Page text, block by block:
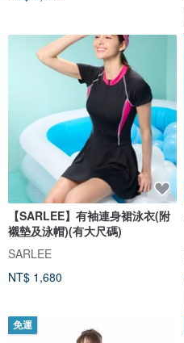
【SARLEE】有袖連身裙泳衣(附
襯墊及泳帽)(有大尺碼)
SARLEE
NT$ 1,680
免運